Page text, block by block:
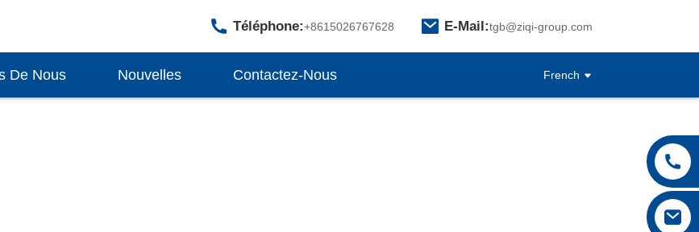
Téléphone:+8615026767628 E-Mail:tgb@ziqi-group.com
De Nous Nouvelles Contactez-Nous French